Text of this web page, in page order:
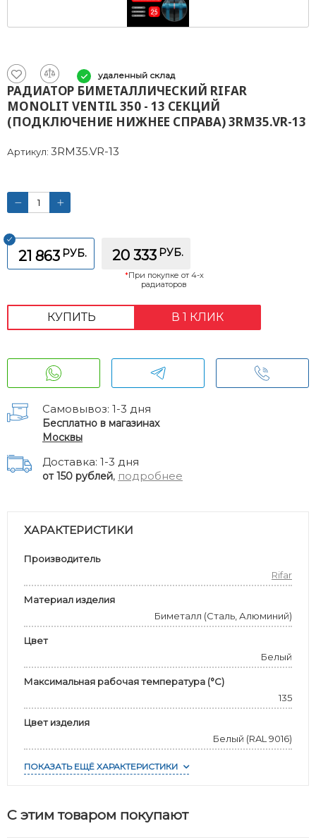
удаленный склад
РАДИАТОР БИМЕТАЛЛИЧЕСКИЙ RIFAR
MONOLIT VENTIL 350 - 13 СЕКЦИЙ
(ПОДКЛЮЧЕНИЕ НИЖНЕЕ СПРАВА) 3RM35.VR-13
Артикул: 3RM35.VR-13
21 863 РУБ. 20 333 РУБ.
*При покупке от 4-х
радиаторов
КУПИТЬ В 1 КЛИК
Самовывоз: 1-3 дня
Бесплатно в магазинах
Москвы
Доставка: 1-3 дня
от 150 рублей, подробнее
ХАРАКТЕРИСТИКИ
Производитель
Rifar
Материал изделия
Биметалл (Сталь, Алюминий)
Цвет
Белый
Максимальная рабочая температура (°С)
135
Цвет изделия
Белый (RAL 9016)
ПОКАЗАТЬ ЕЩЁ ХАРАКТЕРИСТИКИ
С этим товаром покупают